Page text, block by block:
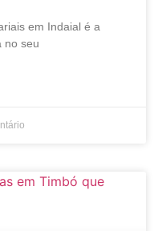
em Indaial é a
no seu